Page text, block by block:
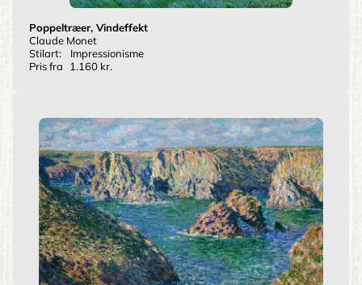
Poppeltræer, Vindeffekt
Claude Monet
Stilart:
Impressionisme
Pris fra
1.160 kr.